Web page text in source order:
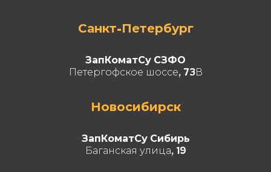
Санкт-Петербург
ЗапКоматСу СЗФО
Петергофское шоссе, 73В
Новосибирск
ЗапКоматСу Сибирь
Баганская улица, 19